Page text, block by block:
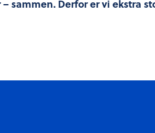
Derfor er vi ekstra